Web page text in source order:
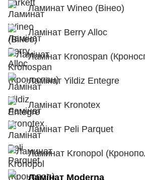
Ламинат Wineo (Вінео)
Ламінат Berry Alloc
Ламінат Kronospan
Ламінат Yildiz Entegre
Ламінат Kronotex
Ламінат Peli Parquet
Ламинат Kronopol
Ламінат Moderna